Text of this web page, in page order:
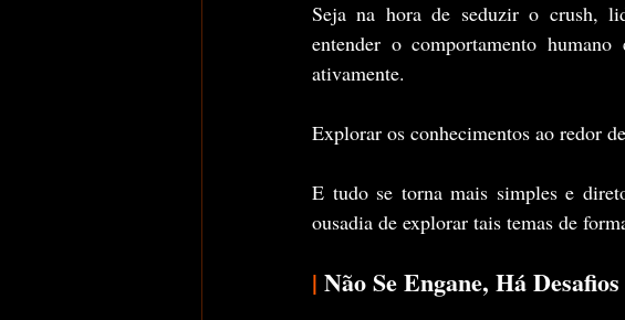
Seja na hora de seduzir o crush,
entender o comportamento
ativamente.
Explorar os conhecimentos ao redor
E tudo se torna mais simples e
ousadia de explorar tais temas de
| Não Se Engane, Há Desafios